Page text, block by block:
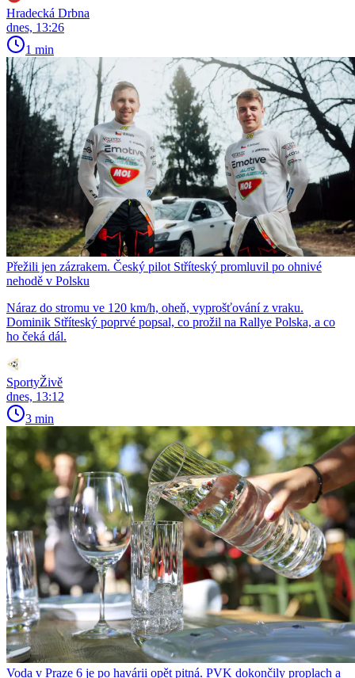
Hradecká Drbna
dnes, 13:26
1 min
Přežili jen zázrakem. Český pilot Stříteský promluvil po ohnivé
nehodě v Polsku
Náraz do stromu ve 120 km/h, oheň, vyprošťování z vraku.
Dominik Stříteský poprvé popsal, co prožil na Rallye Polska, a co
ho čeká dál.
SportyŽivě
dnes, 13:12
3 min
Voda v Praze 6 je po havárii opět pitná. PVK dokončily proplach a